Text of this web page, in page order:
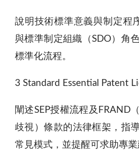
說明技術標準意義與制定程
與標準制定組織（SDO）角
標準化流程。
3 Standard Essential Patent
闡述SEP授權流程及FRAND
歧視）條款的法律框架，指
常見模式，並提醒可求助專業